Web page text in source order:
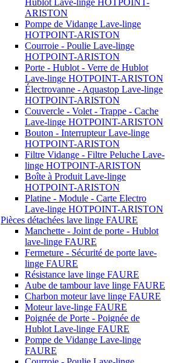
ARISTON
Pompe de Vidange Lave-linge
HOTPOINT-ARISTON
Courroie - Poulie Lave-linge
HOTPOINT-ARISTON
Porte - Hublot - Verre de Hublot
Lave-linge HOTPOINT-ARISTON
Électrovanne - Aquastop Lave-linge
HOTPOINT-ARISTON
Couvercle - Volet - Trappe - Cache
Lave-linge HOTPOINT-ARISTON
Bouton - Interrupteur Lave-linge
HOTPOINT-ARISTON
Filtre Vidange - Filtre Peluche Lave-
linge HOTPOINT-ARISTON
Boîte à Produit Lave-linge
HOTPOINT-ARISTON
Platine - Module - Carte Electro
Lave-linge HOTPOINT-ARISTON
Pièces détachées lave linge FAURE
Manchette - Joint de porte - Hublot
lave-linge FAURE
Fermeture - Sécurité de porte lave-
linge FAURE
Résistance lave linge FAURE
Aube de tambour lave linge FAURE
Charbon moteur lave linge FAURE
Moteur lave-linge FAURE
Poignée de Porte - Poignée de
Hublot Lave-linge FAURE
Pompe de Vidange Lave-linge
FAURE